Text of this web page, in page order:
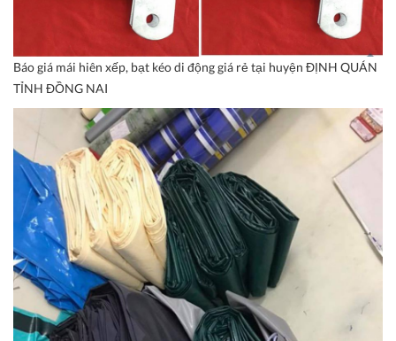
Báo giá mái hiên xếp, bạt kéo di động giá rẻ tại huyện ĐỊNH QUÁN
TỈNH ĐỒNG NAI